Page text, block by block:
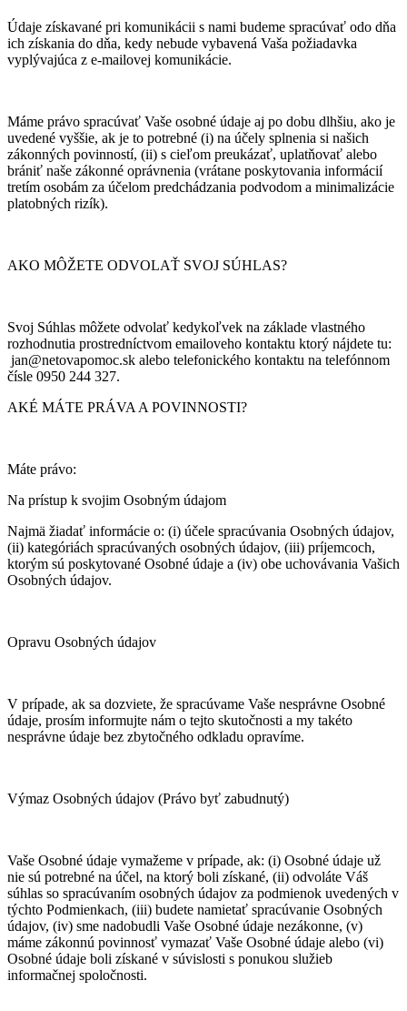
Údaje získavané pri komunikácii s nami budeme spracúvať odo dňa
ich získania do dňa, kedy nebude vybavená Vaša požiadavka
vyplývajúca z e-mailovej komunikácie.
Máme právo spracúvať Vaše osobné údaje aj po dobu dlhšiu, ako je
uvedené vyššie, ak je to potrebné (i) na účely splnenia si našich
zákonných povinností, (ii) s cieľom preukázať, uplatňovať alebo
brániť naše zákonné oprávnenia (vrátane poskytovania informácií
tretím osobám za účelom predchádzania podvodom a minimalizácie
platobných rizík).
AKO MÔŽETE ODVOLAŤ SVOJ SÚHLAS?
Svoj Súhlas môžete odvolať kedykoľvek na základe vlastného
rozhodnutia prostredníctvom emailoveho kontaktu ktorý nájdete tu:
jan@netovapomoc.sk alebo telefonického kontaktu na telefónnom
čísle 0950 244 327.
AKÉ MÁTE PRÁVA A POVINNOSTI?
Máte právo:
Na prístup k svojim Osobným údajom
Najmä žiadať informácie o: (i) účele spracúvania Osobných údajov,
(ii) kategóriách spracúvaných osobných údajov, (iii) príjemcoch,
ktorým sú poskytované Osobné údaje a (iv) obe uchovávania Vašich
Osobných údajov.
Opravu Osobných údajov
V prípade, ak sa dozviete, že spracúvame Vaše nesprávne Osobné
údaje, prosím informujte nám o tejto skutočnosti a my takéto
nesprávne údaje bez zbytočného odkladu opravíme.
Výmaz Osobných údajov (Právo byť zabudnutý)
Vaše Osobné údaje vymažeme v prípade, ak: (i) Osobné údaje už
nie sú potrebné na účel, na ktorý boli získané, (ii) odvoláte Váš
súhlas so spracúvaním osobných údajov za podmienok uvedených v
týchto Podmienkach, (iii) budete namietať spracúvanie Osobných
údajov, (iv) sme nadobudli Vaše Osobné údaje nezákonne, (v)
máme zákonnú povinnosť vymazať Vaše Osobné údaje alebo (vi)
Osobné údaje boli získané v súvislosti s ponukou služieb
informačnej spoločnosti.